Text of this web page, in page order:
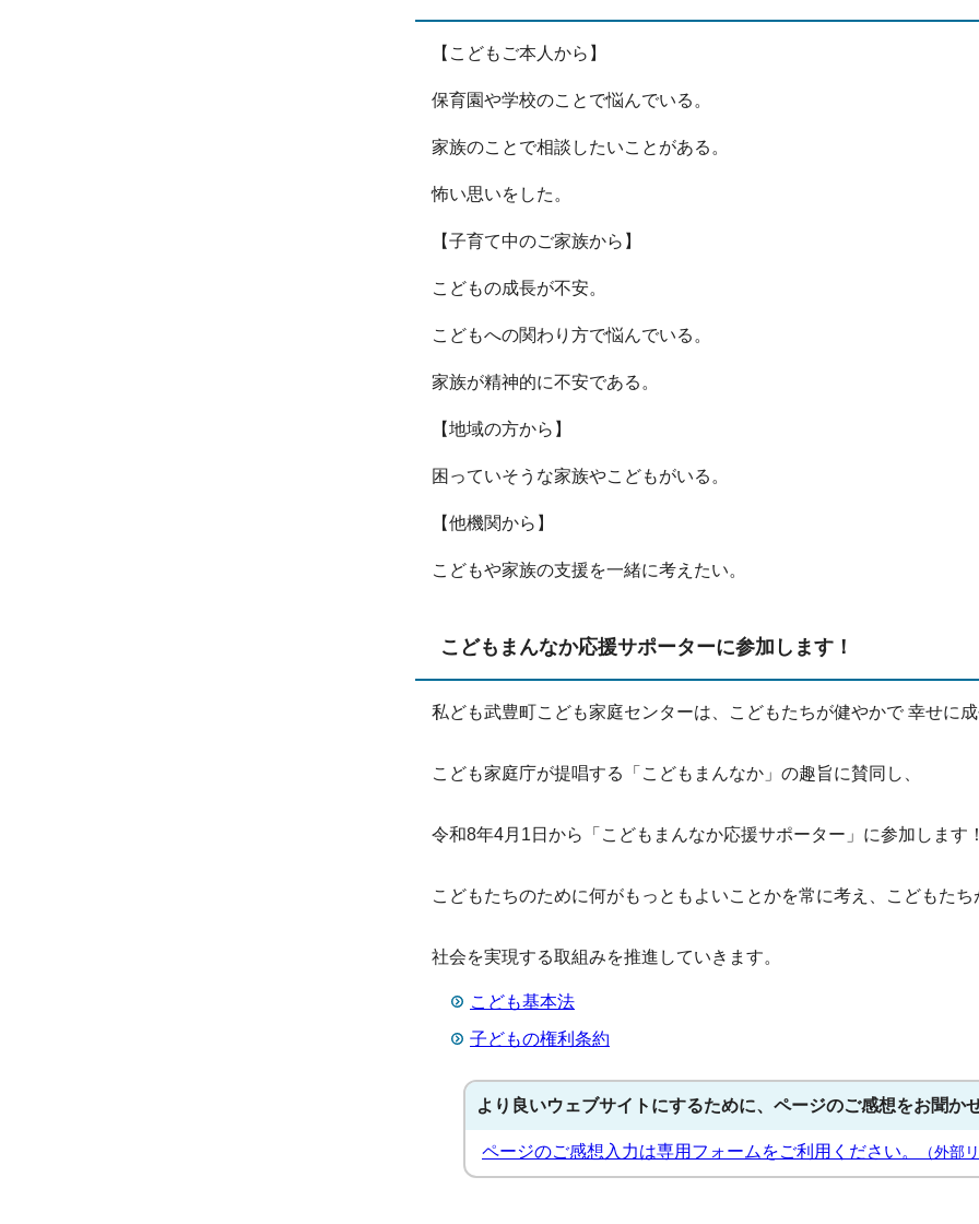
【こどもご本人から】
保育園や学校のことで悩んでいる。
家族のことで相談したいことがある。
怖い思いをした。
【子育て中のご家族から】
こどもの成長が不安。
こどもへの関わり方で悩んでいる。
家族が精神的に不安である。
【地域の方から】
困っていそうな家族やこどもがいる。
【他機関から】
こどもや家族の支援を一緒に考えたい。
こどもまんなか応援サポーターに参加します！
私ども武豊町こども家庭センターは、こどもたちが健やかで 幸せに
こども家庭庁が提唱する「こどもまんなか」の趣旨に賛同し、
令和8年4月1日から「こどもまんなか応援サポーター」に参加します！
こどもたちのために何がもっともよいことかを常に考え、こどもた
社会を実現する取組みを推進していきます。
こども基本法
子どもの権利条約
より良いウェブサイトにするために、ページのご感想をお聞か
ページのご感想入力は専用フォームをご利用ください。 （外部